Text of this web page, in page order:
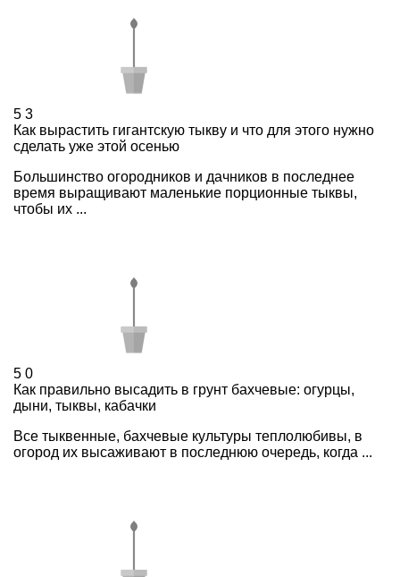
5 3
Как вырастить гигантскую тыкву и что для этого нужно
сделать уже этой осенью
Большинство огородников и дачников в последнее
время выращивают маленькие порционные тыквы,
чтобы их ...
5 0
Как правильно высадить в грунт бахчевые: огурцы,
дыни, тыквы, кабачки
Все тыквенные, бахчевые культуры теплолюбивы, в
огород их высаживают в последнюю очередь, когда ...